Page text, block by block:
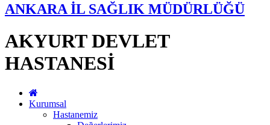
ANKARA İL SAĞLIK MÜDÜRLÜĞÜ
AKYURT DEVLET
HASTANESİ
Kurumsal
Hastanemiz